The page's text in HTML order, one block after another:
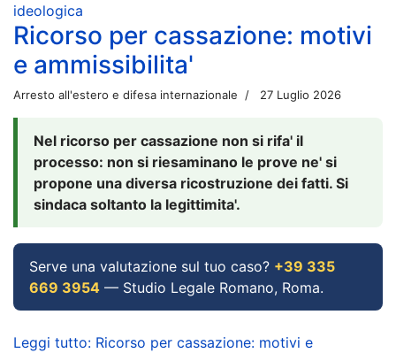
ideologica
Ricorso per cassazione: motivi
e ammissibilita'
Arresto all'estero e difesa internazionale 27 Luglio 2026
Nel ricorso per cassazione non si rifa' il
processo: non si riesaminano le prove ne' si
propone una diversa ricostruzione dei fatti. Si
sindaca soltanto la legittimita'.
Serve una valutazione sul tuo caso? +39 335
669 3954 — Studio Legale Romano, Roma.
Leggi tutto: Ricorso per cassazione: motivi e